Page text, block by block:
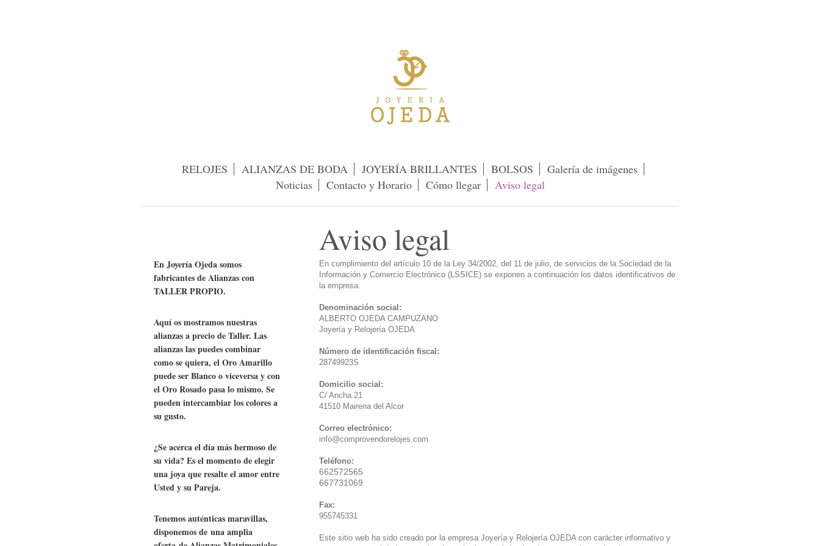
RELOJES ALIANZAS DE BODA JOYERÍA BRILLANTES BOLSOS
Galería de imágenes
Noticias
Contacto y Horario Cómo llegar Aviso legal
Aviso legal
En cumplimiento del artículo 10 de la Ley 34/2002, del 11 de julio, de servicios de la Sociedad de la
Información y Comercio Electrónico (LSSICE) se exponen a continuación los datos identificativos de
la empresa.
Denominación social:
ALBERTO OJEDA CAMPUZANO
Joyería y Relojería OJEDA
Número de identificación fiscal:
28749923S
Domicilio social:
C/ Ancha 21
41510 Mairena del Alcor
Correo electrónico:
info@comprovendorelojes.com
Teléfono:
662572565
667731069
Fax:
955745331
Este sitio web ha sido creado por la empresa Joyería y Relojería OJEDA con carácter informativo y
En Joyería Ojeda somos
fabricantes de Alianzas con
TALLER PROPIO.
Aquí os mostramos nuestras
alianzas a precio de Taller. Las
alianzas las puedes combinar
como se quiera, el Oro Amarillo
puede ser Blanco o viceversa y con
el Oro Rosado pasa lo mismo. Se
pueden intercambiar los colores a
su gusto.
¿Se acerca el día más hermoso de
su vida? Es el momento de elegir
una joya que resalte el amor entre
Usted y su Pareja.
Tenemos auténticas maravillas,
disponemos de una amplia